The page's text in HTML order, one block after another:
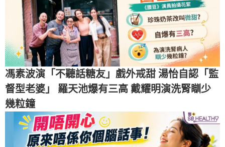
馮素波演「不聽話糖友」戲外戒甜 湯怡自認「監
督型老婆」 羅天池爆有三高 戴耀明演洗腎瞓少
幾粒鐘